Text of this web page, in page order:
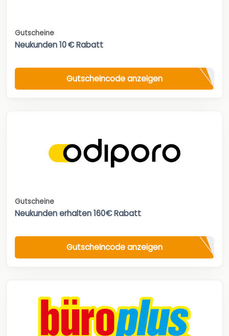
Gutscheine
Neukunden 10 € Rabatt
Gutscheincode anzeigen
Gutscheine
Neukunden erhalten 160€ Rabatt
Gutscheincode anzeigen